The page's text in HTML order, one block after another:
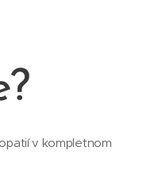
v kompletnom